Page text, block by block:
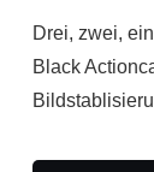
Drei, zwei,
Black